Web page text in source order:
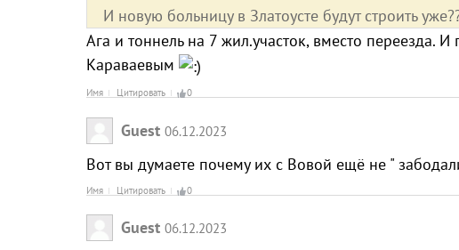
И новую больницу в Златоусте будут строить
Ага и тоннель на 7 жил.участок, вместо
Караваевым
Имя Цитировать 0
Guest 06.12.2023
Вот вы думаете почему их с Вовой ещё не "
Имя Цитировать 0
Guest 06.12.2023